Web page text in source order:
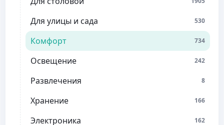
Для улицы и сада 530
Комфорт 734
Освещение 242
Развлечения 8
Хранение 166
Электроника 162